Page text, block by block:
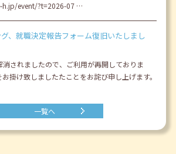
event/?t=2026-07 …
、就職決定報告フォーム復旧いたしまし
されましたので、ご利用が再開しておりま
掛け致しましたたことをお詫び申し上げます。
一覧へ